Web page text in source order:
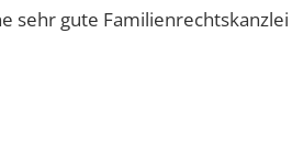
sehr gute Familienrechtskanzlei